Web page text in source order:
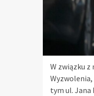
W związku z
tym ul. Jana